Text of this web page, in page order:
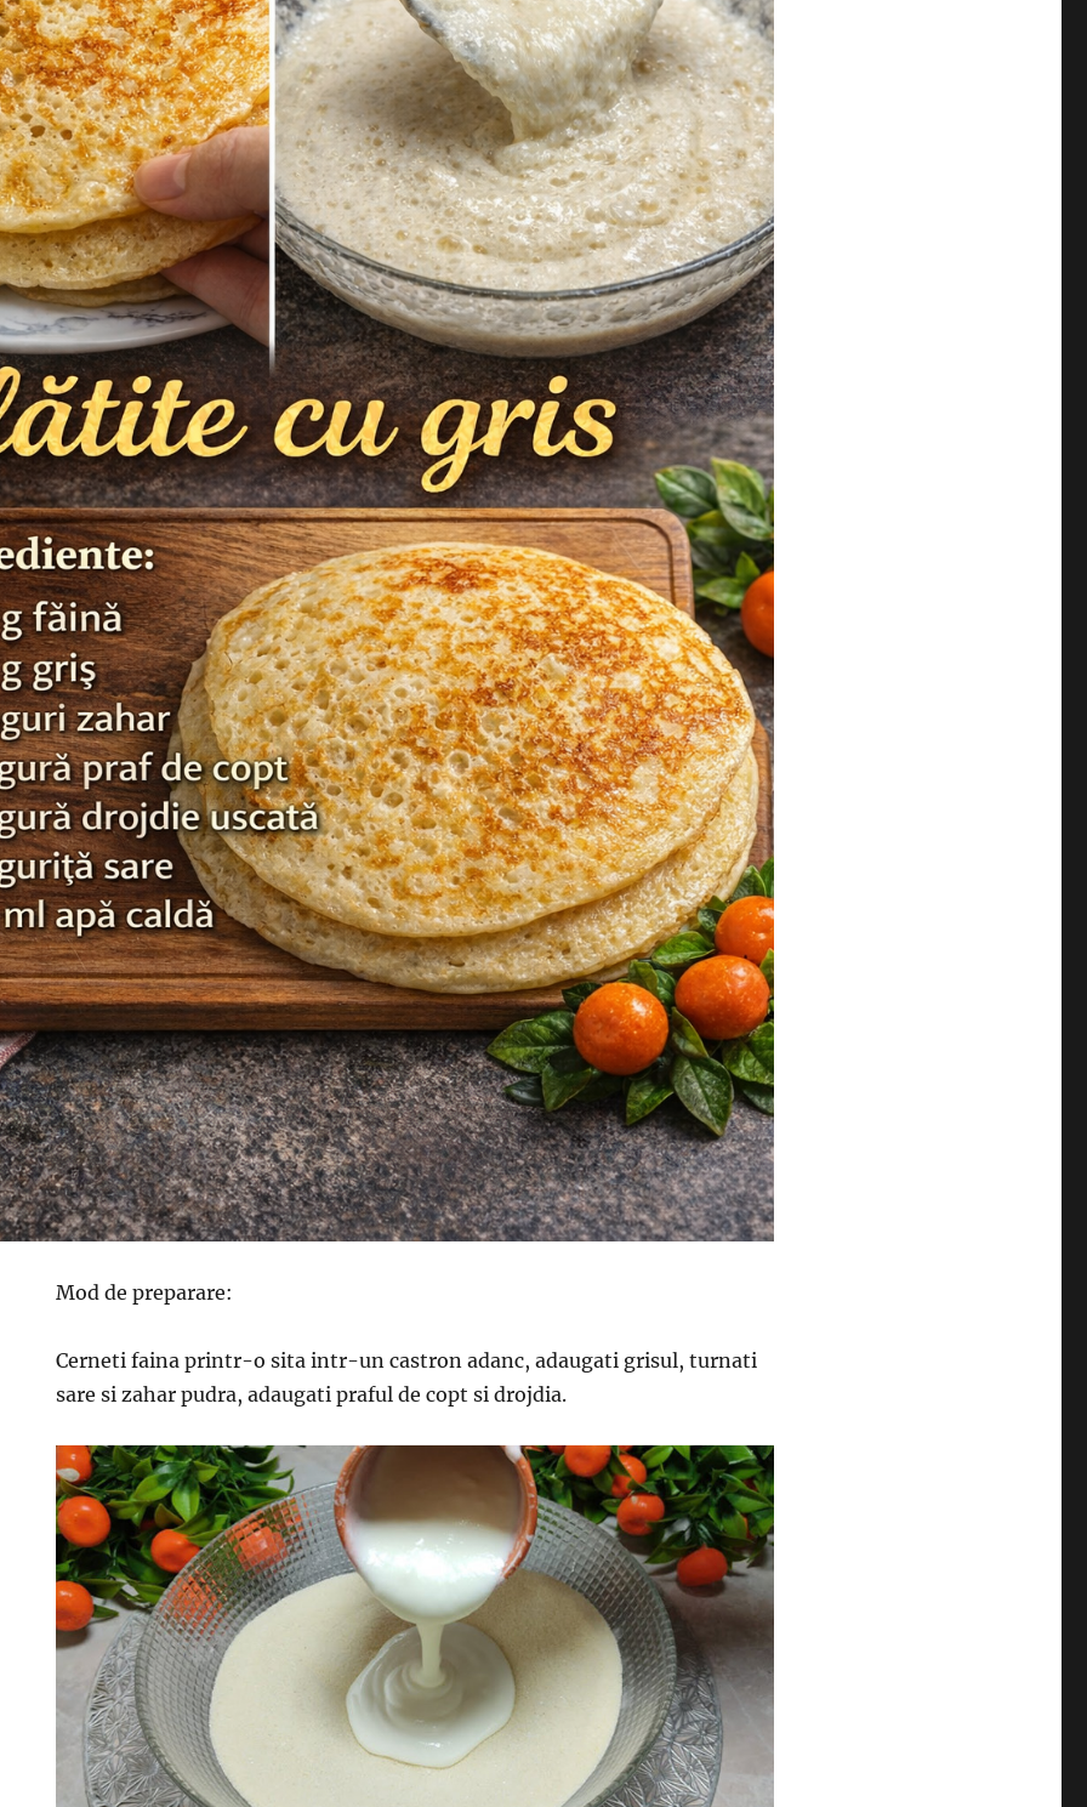
Mod de preparare:
Cerneti faina printr-o sita intr-un castron adanc, adaugati grisul, turnati
sare si zahar pudra, adaugati praful de copt si drojdia.